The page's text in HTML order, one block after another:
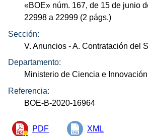
«BOE» núm. 167, de 15 de junio
22998 a 22999 (2 págs.)
Sección:
V. Anuncios - A. Contratación del
Departamento:
Ministerio de Ciencia e Innovación
Referencia:
BOE-B-2020-16964
PDF XML